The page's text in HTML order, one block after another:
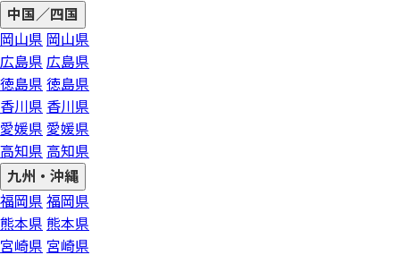
中国／四国
岡山県 岡山県
広島県 広島県
徳島県 徳島県
香川県 香川県
愛媛県 愛媛県
高知県 高知県
九州・沖縄
福岡県 福岡県
熊本県 熊本県
宮崎県 宮崎県